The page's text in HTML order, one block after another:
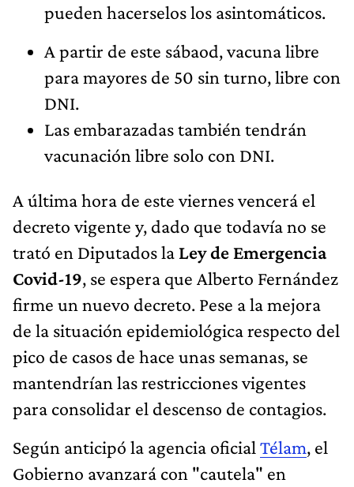
pueden hacerselos los asintomáticos.
A partir de este sábaod, vacuna libre
para mayores de 50 sin turno, libre con
DNI.
Las embarazadas también tendrán
vacunación libre solo con DNI.
A última hora de este viernes vencerá el
decreto vigente y, dado que todavía no se
trató en Diputados la Ley de Emergencia
Covid-19, se espera que Alberto Fernández
firme un nuevo decreto. Pese a la mejora
de la situación epidemiológica respecto del
pico de casos de hace unas semanas, se
mantendrían las restricciones vigentes
para consolidar el descenso de contagios.
Según anticipó la agencia oficial Télam, el
Gobierno avanzará con "cautela" en